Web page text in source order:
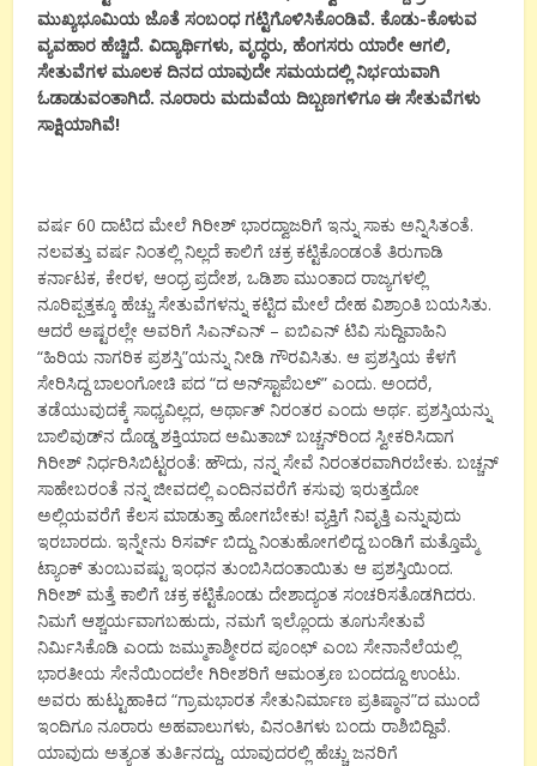
ಮುಖ್ಯಭೂಮಿಯ ಜೊತೆ ಸಂಬಂಧ ಗಟ್ಟಿಗೊಳಿಸಿಕೊಂಡಿವೆ. ಕೊಡು-ಕೊಳುವ
ವ್ಯವಹಾರ ಹೆಚ್ಚಿದೆ. ವಿದ್ಯಾರ್ಥಿಗಳು, ವೃದ್ಧರು, ಹೆಂಗಸರು ಯಾರೇ ಆಗಲಿ,
ಸೇತುವೆಗಳ ಮೂಲಕ ದಿನದ ಯಾವುದೇ ಸಮಯದಲ್ಲಿ ನಿರ್ಭಯವಾಗಿ
ಓಡಾಡುವಂತಾಗಿದೆ. ನೂರಾರು ಮದುವೆಯ ದಿಬ್ಬಣಗಳಿಗೂ ಈ ಸೇತುವೆಗಳು
ಸಾಕ್ಷಿಯಾಗಿವೆ!
ವರ್ಷ 60 ದಾಟಿದ ಮೇಲೆ ಗಿರೀಶ್ ಭಾರದ್ವಾಜರಿಗೆ ಇನ್ನು ಸಾಕು ಅನ್ನಿಸಿತಂತೆ.
ನಲವತ್ತು ವರ್ಷ ನಿಂತಲ್ಲಿ ನಿಲ್ಲದೆ ಕಾಲಿಗೆ ಚಕ್ರ ಕಟ್ಟಿಕೊಂಡಂತೆ ತಿರುಗಾಡಿ
ಕರ್ನಾಟಕ, ಕೇರಳ, ಆಂಧ್ರ ಪ್ರದೇಶ, ಒಡಿಶಾ ಮುಂತಾದ ರಾಜ್ಯಗಳಲ್ಲಿ
ನೂರಿಪ್ಪತ್ತಕ್ಕೂ ಹೆಚ್ಚು ಸೇತುವೆಗಳನ್ನು ಕಟ್ಟಿದ ಮೇಲೆ ದೇಹ ವಿಶ್ರಾಂತಿ ಬಯಸಿತು.
ಆದರೆ ಅಷ್ಟರಲ್ಲೇ ಅವರಿಗೆ ಸಿಎನ್‍ಎನ್ – ಐಬಿಎನ್ ಟಿವಿ ಸುದ್ದಿವಾಹಿನಿ
“ಹಿರಿಯ ನಾಗರಿಕ ಪ್ರಶಸ್ತಿ”ಯನ್ನು ನೀಡಿ ಗೌರವಿಸಿತು. ಆ ಪ್ರಶಸ್ತಿಯ ಕೆಳಗೆ
ಸೇರಿಸಿದ್ದ ಬಾಲಂಗೋಚಿ ಪದ “ದ ಅನ್‍ಸ್ಟಾಪೆಬಲ್” ಎಂದು. ಅಂದರೆ,
ತಡೆಯುವುದಕ್ಕೆ ಸಾಧ್ಯವಿಲ್ಲದ, ಅರ್ಥಾತ್ ನಿರಂತರ ಎಂದು ಅರ್ಥ. ಪ್ರಶಸ್ತಿಯನ್ನು
ಬಾಲಿವುಡ್‍ನ ದೊಡ್ಡ ಶಕ್ತಿಯಾದ ಅಮಿತಾಬ್ ಬಚ್ಚನ್‍ರಿಂದ ಸ್ವೀಕರಿಸಿದಾಗ
ಗಿರೀಶ್ ನಿರ್ಧರಿಸಿಬಿಟ್ಟರಂತೆ: ಹೌದು, ನನ್ನ ಸೇವೆ ನಿರಂತರವಾಗಿರಬೇಕು. ಬಚ್ಚನ್
ಸಾಹೇಬರಂತೆ ನನ್ನ ಜೀವದಲ್ಲಿ ಎಂದಿನವರೆಗೆ ಕಸುವು ಇರುತ್ತದೋ
ಅಲ್ಲಿಯವರೆಗೆ ಕೆಲಸ ಮಾಡುತ್ತಾ ಹೋಗಬೇಕು! ವ್ಯಕ್ತಿಗೆ ನಿವೃತ್ತಿ ಎನ್ನುವುದು
ಇರಬಾರದು. ಇನ್ನೇನು ರಿಸರ್ವ್ ಬಿದ್ದು ನಿಂತುಹೋಗಲಿದ್ದ ಬಂಡಿಗೆ ಮತ್ತೊಮ್ಮೆ
ಟ್ಯಾಂಕ್ ತುಂಬುವಷ್ಟು ಇಂಧನ ತುಂಬಿಸಿದಂತಾಯಿತು ಆ ಪ್ರಶಸ್ತಿಯಿಂದ.
ಗಿರೀಶ್ ಮತ್ತೆ ಕಾಲಿಗೆ ಚಕ್ರ ಕಟ್ಟಿಕೊಂಡು ದೇಶಾದ್ಯಂತ ಸಂಚರಿಸತೊಡಗಿದರು.
ನಿಮಗೆ ಆಶ್ಚರ್ಯವಾಗಬಹುದು, ನಮಗೆ ಇಲ್ಲೊಂದು ತೂಗುಸೇತುವೆ
ನಿರ್ಮಿಸಿಕೊಡಿ ಎಂದು ಜಮ್ಮುಕಾಶ್ಮೀರದ ಪೂಂಛ್ ಎಂಬ ಸೇನಾನೆಲೆಯಲ್ಲಿ
ಭಾರತೀಯ ಸೇನೆಯಿಂದಲೇ ಗಿರೀಶರಿಗೆ ಆಮಂತ್ರಣ ಬಂದದ್ದೂ ಉಂಟು.
ಅವರು ಹುಟ್ಟುಹಾಕಿದ “ಗ್ರಾಮಭಾರತ ಸೇತುನಿರ್ಮಾಣ ಪ್ರತಿಷ್ಠಾನ”ದ ಮುಂದೆ
ಇಂದಿಗೂ ನೂರಾರು ಅಹವಾಲುಗಳು, ವಿನಂತಿಗಳು ಬಂದು ರಾಶಿಬಿದ್ದಿವೆ.
ಯಾವುದು ಅತ್ಯಂತ ತುರ್ತಿನದ್ದು, ಯಾವುದರಲ್ಲಿ ಹೆಚ್ಚು ಜನರಿಗೆ